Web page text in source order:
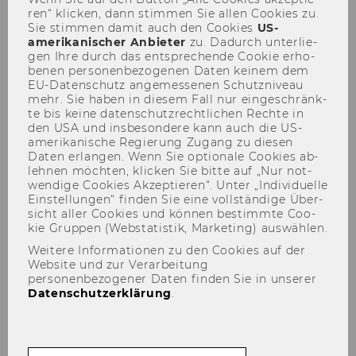
lernt's sich besser
TEILEN TEILEN
19. Mai 2025
Prä­senz Trai­ning | LC.2.004 | 11:00 –
12:00
ren“ kli­cken, dann stim­men Sie allen Coo­kies zu.
Sie stim­men damit auch den Coo­kies US-​
amerikanischer An­bie­ter zu. Da­durch un­ter­lie­
gen Ihre durch das ent­spre­chen­de Coo­kie er­ho­
be­nen per­so­nen­be­zo­ge­nen Daten kei­nem dem
EU-​Datenschutz an­ge­mes­se­nen Schutz­ni­veau
mehr. Sie haben in die­sem Fall nur ein­ge­schränk­
te bis keine da­ten­schutz­recht­li­chen Rech­te in
den USA und ins­be­son­de­re kann auch die US-​
amerikanische Re­gie­rung Zu­gang zu die­sen
Daten er­lan­gen. Wenn Sie op­tio­na­le Coo­kies ab­
leh­nen möch­ten, kli­cken Sie bitte auf „Nur not­
wen­di­ge Coo­kies Ak­zep­tie­ren“. Unter „In­di­vi­du­el­le
Ein­stel­lun­gen“ fin­den Sie eine voll­stän­di­ge Über­
sicht aller Coo­kies und kön­nen be­stimm­te Coo­
kie Grup­pen (Web­sta­tis­tik, Mar­ke­ting) aus­wäh­len.
Weitere Informationen zu den Cookies auf der
Website und zur Verarbeitung
personenbezogener Daten finden Sie in unserer
Datenschutzerklärung.